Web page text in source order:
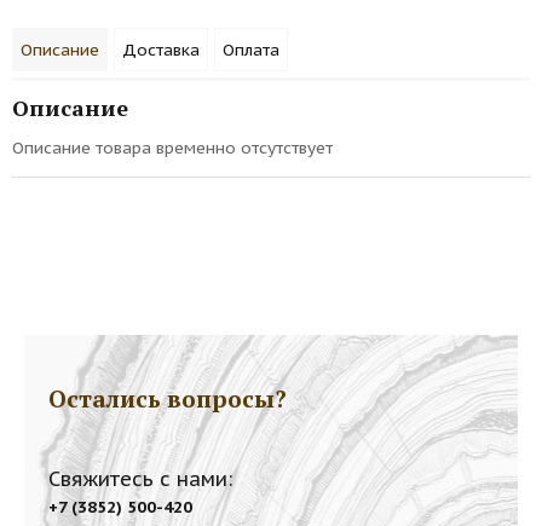
Описание Доставка Оплата
Описание
Описание товара временно отсутствует
Остались вопросы?
Свяжитесь с нами:
+7 (3852) 500-420